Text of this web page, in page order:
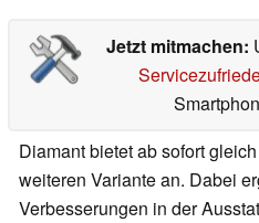
Jetzt mitmachen:
Diamant bietet ab sofort
weiteren Variante an. Dabei
Verbesserungen in der